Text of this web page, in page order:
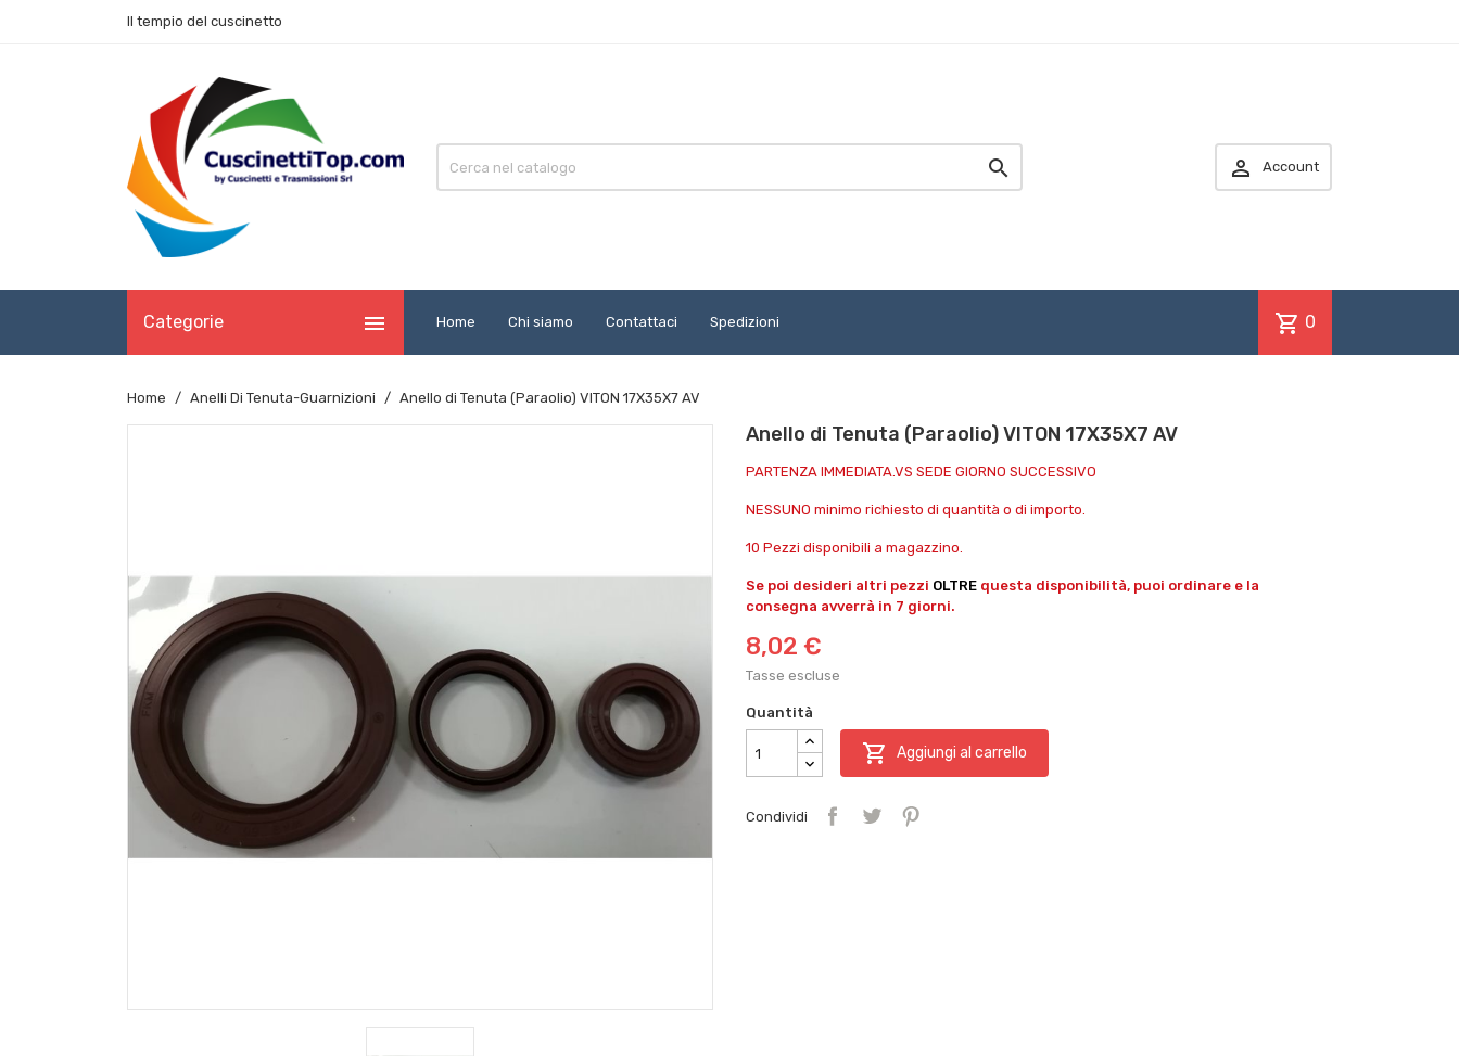
Il tempio del cuscinetto
  Account
Categorie  Home Chi siamo Contattaci Spedizioni shopping_cart 0
Home Anelli Di Tenuta-Guarnizioni Anello di Tenuta (Paraolio) VITON 17X35X7 AV
Anello di Tenuta (Paraolio) VITON 17X35X7 AV
PARTENZA IMMEDIATA.VS SEDE GIORNO SUCCESSIVO
NESSUNO minimo richiesto di quantità o di importo.
10 Pezzi disponibili a magazzino.
Se poi desideri altri pezzi OLTRE questa disponibilità, puoi ordinare e la
consegna avverrà in 7 giorni.
8,02 €
Tasse escluse
Quantità
 Aggiungi al carrello
Condividi